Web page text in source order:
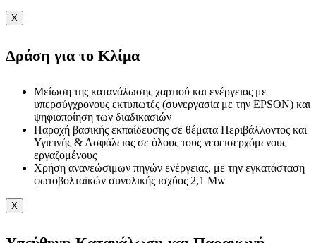
X
Δράση για το Κλίμα
Μείωση της κατανάλωσης χαρτιού και ενέργειας με
υπερσύγχρονους εκτυπωτές (συνεργασία με την EPSON) και
ψηφιοποίηση των διαδικασιών
Παροχή βασικής εκπαίδευσης σε θέματα Περιβάλλοντος και
Υγιεινής & Ασφάλειας σε όλους τους νεοεισερχόμενους
εργαζομένους
Χρήση ανανεώσιμων πηγών ενέργειας, με την εγκατάσταση
φωτοβολταϊκών συνολικής ισχύος 2,1 Mw
X